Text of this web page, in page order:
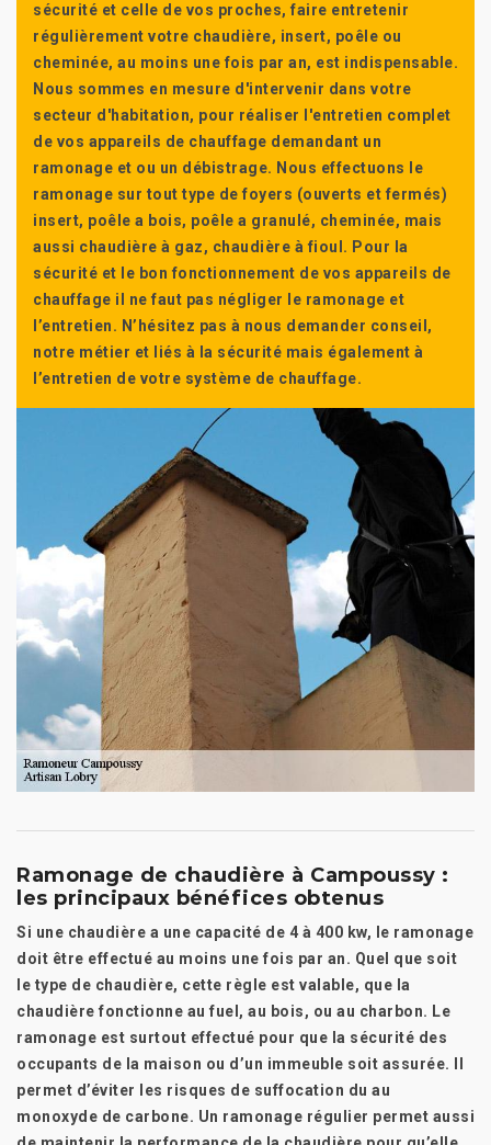
sécurité et celle de vos proches, faire entretenir
régulièrement votre chaudière, insert, poêle ou
cheminée, au moins une fois par an, est indispensable.
Nous sommes en mesure d'intervenir dans votre
secteur d'habitation, pour réaliser l'entretien complet
de vos appareils de chauffage demandant un
ramonage et ou un débistrage. Nous effectuons le
ramonage sur tout type de foyers (ouverts et fermés)
insert, poêle a bois, poêle a granulé, cheminée, mais
aussi chaudière à gaz, chaudière à fioul. Pour la
sécurité et le bon fonctionnement de vos appareils de
chauffage il ne faut pas négliger le ramonage et
l’entretien. N’hésitez pas à nous demander conseil,
notre métier et liés à la sécurité mais également à
l’entretien de votre système de chauffage.
Ramonage de chaudière à Campoussy :
les principaux bénéfices obtenus
Si une chaudière a une capacité de 4 à 400 kw, le ramonage
doit être effectué au moins une fois par an. Quel que soit
le type de chaudière, cette règle est valable, que la
chaudière fonctionne au fuel, au bois, ou au charbon. Le
ramonage est surtout effectué pour que la sécurité des
occupants de la maison ou d’un immeuble soit assurée. Il
permet d’éviter les risques de suffocation du au
monoxyde de carbone. Un ramonage régulier permet aussi